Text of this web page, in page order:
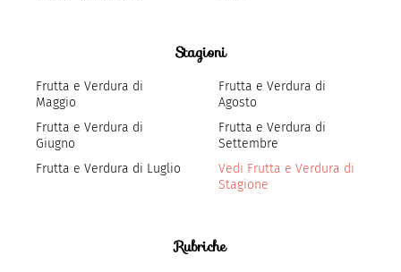
Stagioni
Frutta e Verdura di
Maggio
Frutta e Verdura di
Giugno
Frutta e Verdura di Luglio
Frutta e Verdura di
Agosto
Frutta e Verdura di
Settembre
Vedi Frutta e Verdura di
Stagione
Rubriche